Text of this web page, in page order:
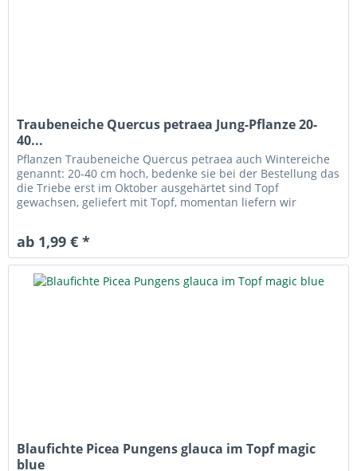
Traubeneiche Quercus petraea Jung-Pflanze 20-
40...
Pflanzen Traubeneiche Quercus petraea auch Wintereiche
genannt: 20-40 cm hoch, bedenke sie bei der Bestellung das
die Triebe erst im Oktober ausgehärtet sind Topf
gewachsen, geliefert mit Topf, momentan liefern wir
ab 1,99 € *
Blaufichte Picea Pungens glauca im Topf magic
blue